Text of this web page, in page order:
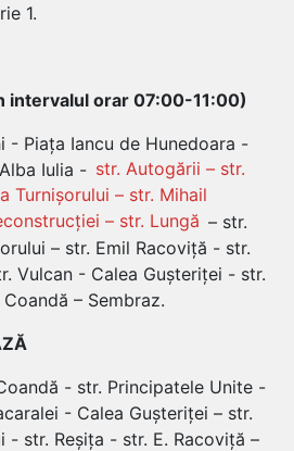
1.
intervalul orar 07:00-11:00)
- Piața Iancu de Hunedoara -
Iulia - str. Autogării – str.
Turnișorului – str. Mihail
– str. Lungă – str.
– str. Emil Racoviță - str.
Vulcan - Calea Gușteriței - str.
– Sembraz.
- str. Principatele Unite -
- Calea Gușteriței – str.
- str. Reșița - str. E. Racoviță –